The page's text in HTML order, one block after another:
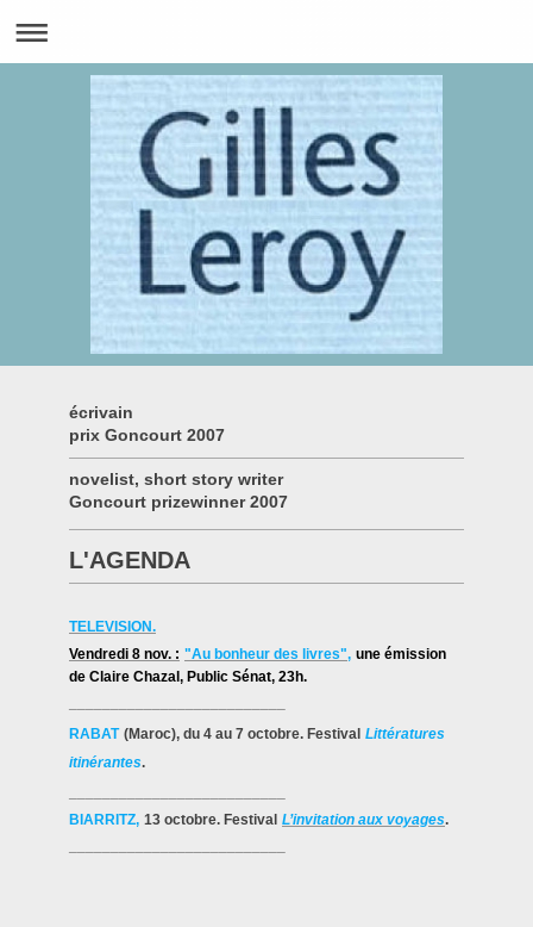
écrivain
prix Goncourt 2007
novelist, short story writer
Goncourt prizewinner 2007
L'AGENDA
TELEVISION.
Vendredi 8 nov. : "Au bonheur des livres", une émission
de Claire Chazal, Public Sénat, 23h.
RABAT (Maroc), du 4 au 7 octobre. Festival Littératures
itinérantes.
BIARRITZ, 13 octobre. Festival L’invitation aux voyages.